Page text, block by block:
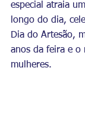
especial atraia
longo do dia,
Dia do Artesão,
anos da feira e o
mulheres.